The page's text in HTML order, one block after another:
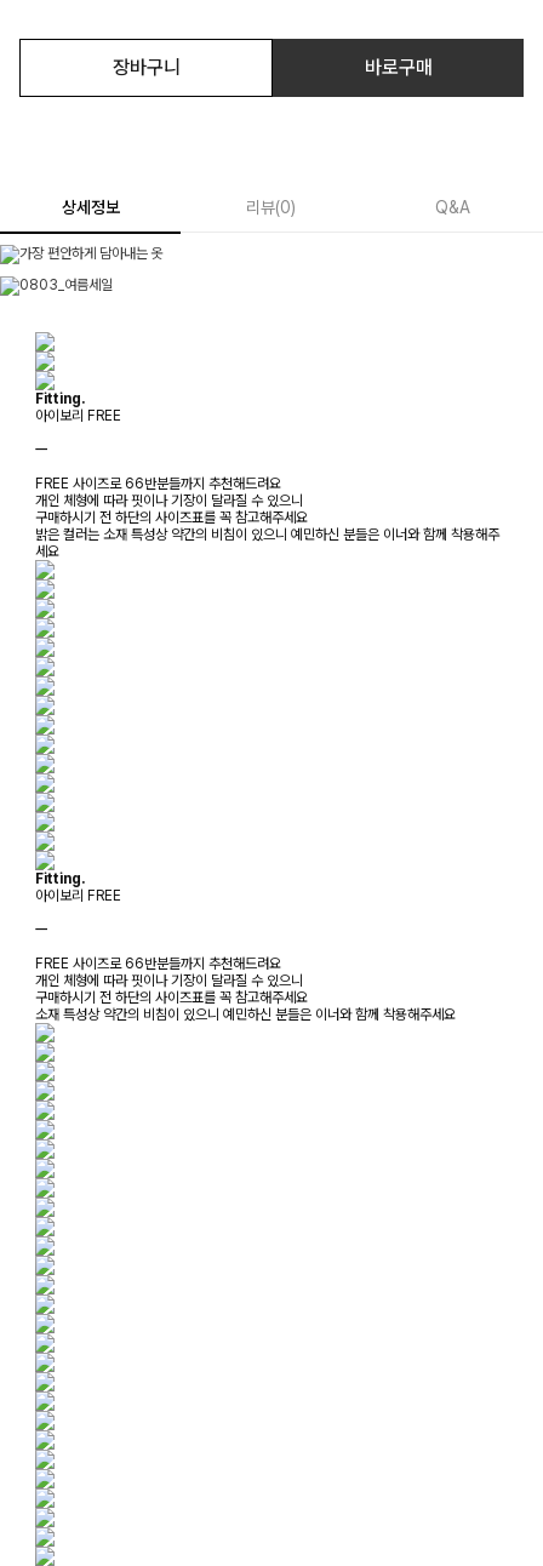
장바구니 바로구매
상세정보 리뷰(0) Q&A
Fitting.
아이보리 FREE
ㅡ
FREE 사이즈로 66반분들까지 추천해드려요
개인 체형에 따라 핏이나 기장이 달라질 수 있으니
구매하시기 전 하단의 사이즈표를 꼭 참고해주세요
밝은 컬러는 소재 특성상 약간의 비침이 있으니 예민하신 분들은 이너와 함께 착용해주
세요
Fitting.
아이보리 FREE
ㅡ
FREE 사이즈로 66반분들까지 추천해드려요
개인 체형에 따라 핏이나 기장이 달라질 수 있으니
구매하시기 전 하단의 사이즈표를 꼭 참고해주세요
소재 특성상 약간의 비침이 있으니 예민하신 분들은 이너와 함께 착용해주세요